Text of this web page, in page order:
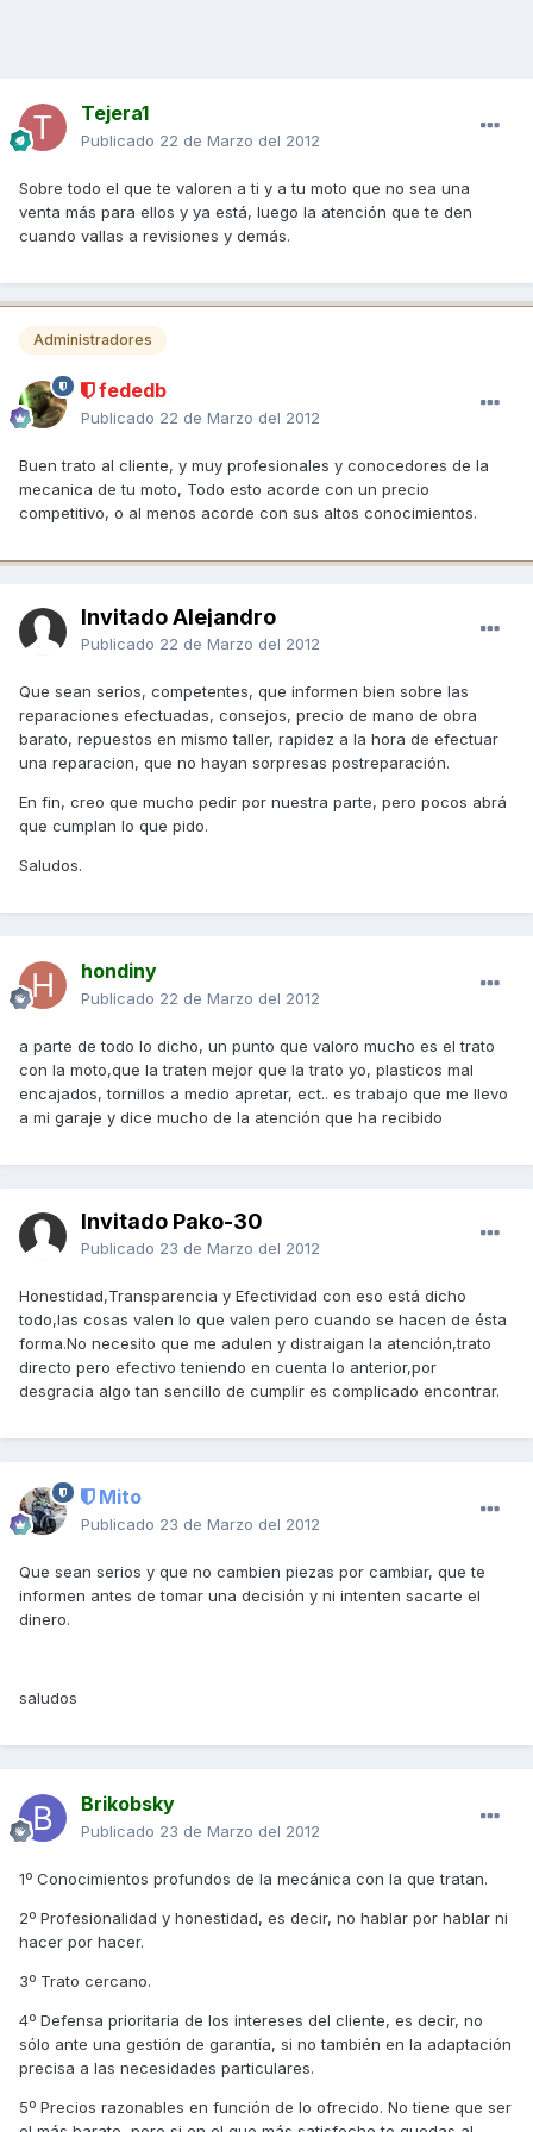
Tejera1
Publicado 22 de Marzo del 2012
Sobre todo el que te valoren a ti y a tu moto que no sea una
venta más para ellos y ya está, luego la atención que te den
cuando vallas a revisiones y demás.
Administradores
fededb
Publicado 22 de Marzo del 2012
Buen trato al cliente, y muy profesionales y conocedores de la
mecanica de tu moto, Todo esto acorde con un precio
competitivo, o al menos acorde con sus altos conocimientos.
Invitado Alejandro
Publicado 22 de Marzo del 2012
Que sean serios, competentes, que informen bien sobre las
reparaciones efectuadas, consejos, precio de mano de obra
barato, repuestos en mismo taller, rapidez a la hora de efectuar
una reparacion, que no hayan sorpresas postreparación.
En fin, creo que mucho pedir por nuestra parte, pero pocos abrá
que cumplan lo que pido.
Saludos.
hondiny
Publicado 22 de Marzo del 2012
a parte de todo lo dicho, un punto que valoro mucho es el trato
con la moto,que la traten mejor que la trato yo, plasticos mal
encajados, tornillos a medio apretar, ect.. es trabajo que me llevo
a mi garaje y dice mucho de la atención que ha recibido
Invitado Pako-30
Publicado 23 de Marzo del 2012
Honestidad,Transparencia y Efectividad con eso está dicho
todo,las cosas valen lo que valen pero cuando se hacen de ésta
forma.No necesito que me adulen y distraigan la atención,trato
directo pero efectivo teniendo en cuenta lo anterior,por
desgracia algo tan sencillo de cumplir es complicado encontrar.
Mito
Publicado 23 de Marzo del 2012
Que sean serios y que no cambien piezas por cambiar, que te
informen antes de tomar una decisión y ni intenten sacarte el
dinero.
saludos
Brikobsky
Publicado 23 de Marzo del 2012
1º Conocimientos profundos de la mecánica con la que tratan.
2º Profesionalidad y honestidad, es decir, no hablar por hablar ni
hacer por hacer.
3º Trato cercano.
4º Defensa prioritaria de los intereses del cliente, es decir, no
sólo ante una gestión de garantía, si no también en la adaptación
precisa a las necesidades particulares.
5º Precios razonables en función de lo ofrecido. No tiene que ser